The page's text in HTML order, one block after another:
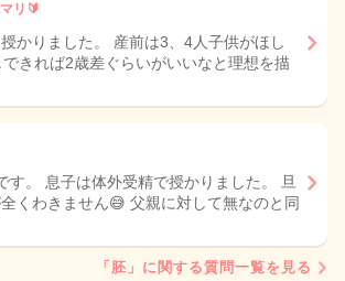
リ🔰
かりました。 産前は3、4人子供がほし
きれば2歳差ぐらいがいいなと理想を描
す。 息子は体外受精で授かりました。 旦
くわきません😅 父親に対して無なのと同
「胚」に関する質問一覧を見る